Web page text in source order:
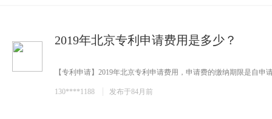
2019年北京专利申请费用是多少？
【专利申请】2019年北京专利申请费用，申请费的缴纳期限是自申
130****1188 发布于84月前